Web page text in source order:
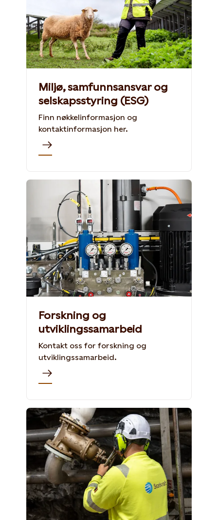
Miljø, samfunnsansvar og
selskapsstyring (ESG)
Finn nøkkelinformasjon og
kontaktinformasjon her.
Forskning og
utviklingssamarbeid
Kontakt oss for forskning og
utviklingssamarbeid.